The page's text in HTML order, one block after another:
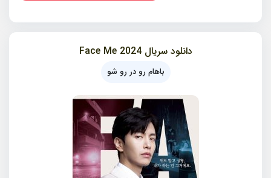
دانلود سریال 2024 Face Me
باهام رو در رو شو